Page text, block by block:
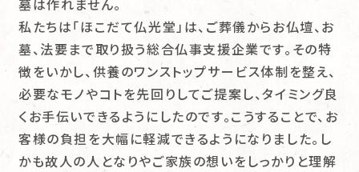
私たちは「ほこだて仏光堂」は、ご葬儀からお仏壇、お
墓、法要まで取り扱う総合仏事支援企業です。その特
徴をいかし、供養のワンストップサービス体制を整え、
必要なモノやコトを先回りしてご提案し、タイミング良
くお手伝いできるようにしたのです。こうすることで、お
客様の負担を大幅に軽減できるようになりました。し
かも故人の人となりやご家族の想いをしっかりと理解